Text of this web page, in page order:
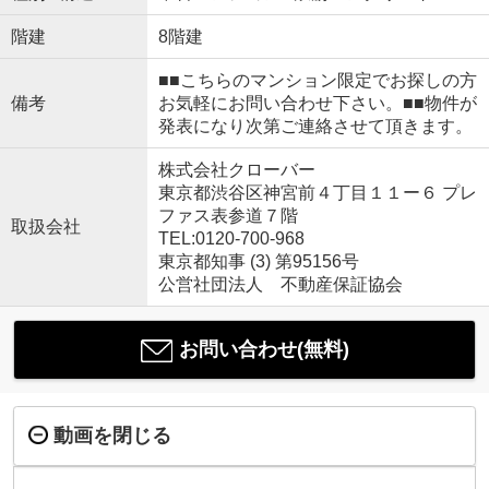
階建 8階建
備考
■■こちらのマンション限定でお探しの方
お気軽にお問い合わせ下さい。■■物件が
発表になり次第ご連絡させて頂きます。
取扱会社
株式会社クローバー
東京都渋谷区神宮前４丁目１１ー６ プレ
ファス表参道７階
TEL:0120-700-968
東京都知事 (3) 第95156号
公営社団法人 不動産保証協会
お問い合わせ(無料)
動画を閉じる